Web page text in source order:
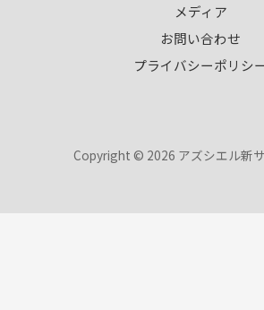
メディア
お問い合わせ
プライバシーポリシ
Copyright © 2026 アズシエル新